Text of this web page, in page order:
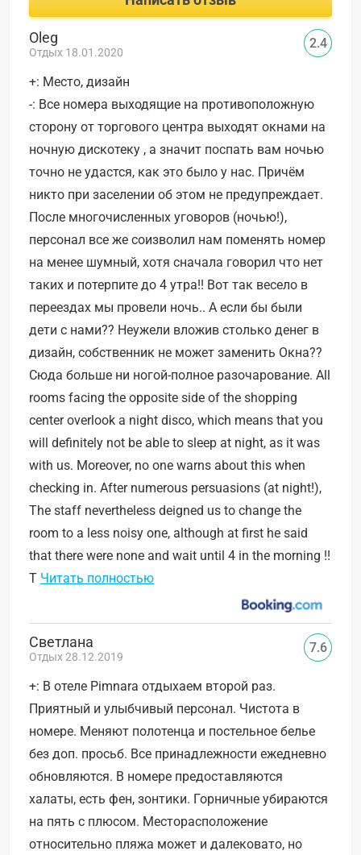
Oleg
Отдых 18.01.2020
+: Место, дизайн
-: Все номера выходящие на противоположную
сторону от торгового центра выходят окнами на
ночную дискотеку , а значит поспать вам ночью
точно не удастся, как это было у нас. Причём
никто при заселении об этом не предупреждает.
После многочисленных уговоров (ночью!),
персонал все же соизволил нам поменять номер
на менее шумный, хотя сначала говорил что нет
таких и потерпите до 4 утра!! Вот так весело в
переездах мы провели ночь.. А если бы были
дети с нами?? Неужели вложив столько денег в
дизайн, собственник не может заменить Окна??
Сюда больше ни ногой-полное разочарование. All
rooms facing the opposite side of the shopping
center overlook a night disco, which means that you
will definitely not be able to sleep at night, as it was
with us. Moreover, no one warns about this when
checking in. After numerous persuasions (at night!),
The staff nevertheless deigned us to change the
room to a less noisy one, although at first he said
that there were none and wait until 4 in the morning !!
T Читать полностью
2.4
Светлана
Отдых 28.12.2019
+: В отеле Pimnara отдыхаем второй раз.
Приятный и улыбчивый персонал. Чистота в
номере. Меняют полотенца и постельное белье
без доп. просьб. Все принадлежности ежедневно
обновляются. В номере предоставляются
халаты, есть фен, зонтики. Горничные убираются
на пять с плюсом. Месторасположение
относительно пляжа может и далековато, но
7.6